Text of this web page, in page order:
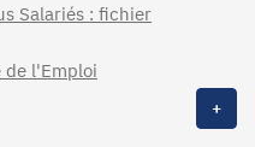
Salariés : fichier
de l'Emploi
+